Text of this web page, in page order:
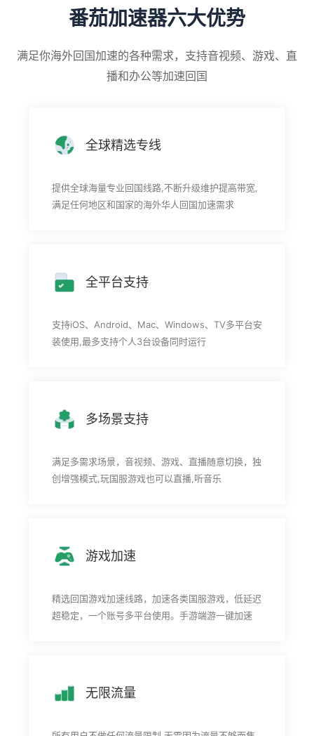
番茄加速器六大优势
满足你海外回国加速的各种需求，支持音视频、游戏、直
播和办公等加速回国
全球精选专线
提供全球海量专业回国线路,不断升级维护提高带宽,
满足任何地区和国家的海外华人回国加速需求
全平台支持
支持iOS、Android、Mac、Windows、TV多平台安
装使用,最多支持个人3台设备同时运行
多场景支持
满足多需求场景，音视频、游戏、直播随意切换，独
创增强模式,玩国服游戏也可以直播,听音乐
游戏加速
精选回国游戏加速线路，加速各类国服游戏，低延迟
超稳定，一个账号多平台使用。手游端游一键加速
无限流量